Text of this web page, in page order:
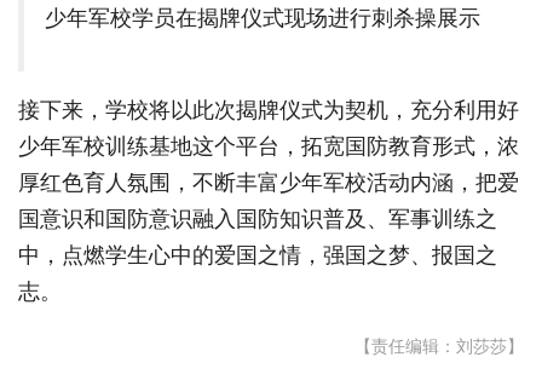
少年军校学员在揭牌仪式现场进行刺杀操展示
接下来，学校将以此次揭牌仪式为契机，充分利用好
少年军校训练基地这个平台，拓宽国防教育形式，浓
厚红色育人氛围，不断丰富少年军校活动内涵，把爱
国意识和国防意识融入国防知识普及、军事训练之
中，点燃学生心中的爱国之情，强国之梦、报国之
志。
【责任编辑：刘莎莎】